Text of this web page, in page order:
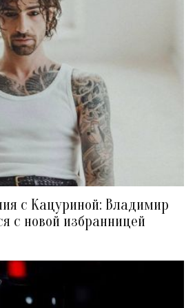
с Кацуриной: Владимир
с новой избранницей